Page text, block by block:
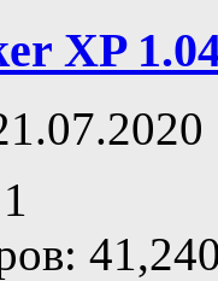
XP